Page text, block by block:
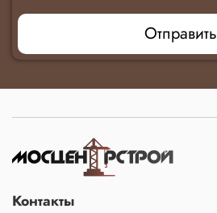
Отправить
Контакты